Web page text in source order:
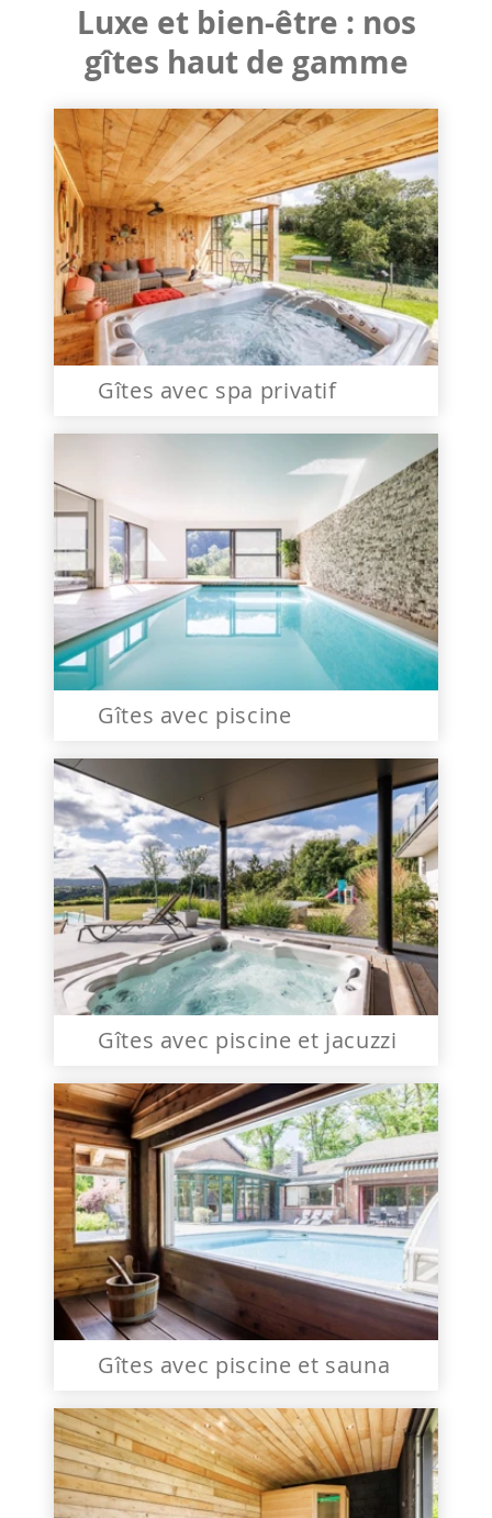
Luxe et bien-être : nos
gîtes haut de gamme
Gîtes avec spa privatif
Gîtes avec piscine
Gîtes avec piscine et jacuzzi
Gîtes avec piscine et sauna